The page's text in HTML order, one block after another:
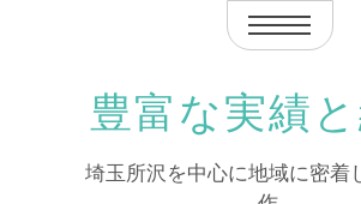
豊富な実績
埼玉所沢を中心に地域に密着